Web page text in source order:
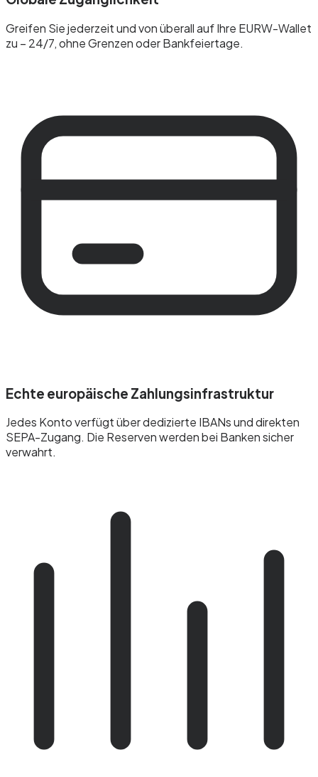
Greifen Sie jederzeit und von überall auf Ihre EURW-Wallet
zu – 24/7, ohne Grenzen oder Bankfeiertage.
Echte europäische Zahlungsinfrastruktur
Jedes Konto verfügt über dedizierte IBANs und direkten
SEPA-Zugang. Die Reserven werden bei Banken sicher
verwahrt.